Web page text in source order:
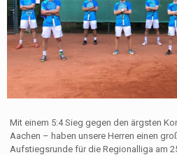
Mit einem 5:4 Sieg gegen den ärgsten
Aachen – haben unsere Herren einen
Aufstiegsrunde für die Regionalliga am